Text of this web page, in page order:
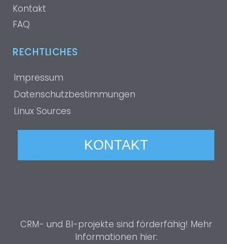
Kontakt
FAQ
RECHTLICHES
Impressum
Datenschutzbestimmungen
Linux Sources
KONTAKT
CRM- und BI-projekte sind förderfähig! Mehr
Informationen hier: